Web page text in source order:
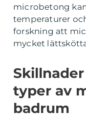
microbetong
temperaturer
forskning att
mycket
typer av
badrum